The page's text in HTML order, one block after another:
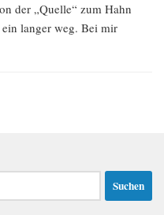
der „Quelle“ zum Hahn
langer weg. Bei mir